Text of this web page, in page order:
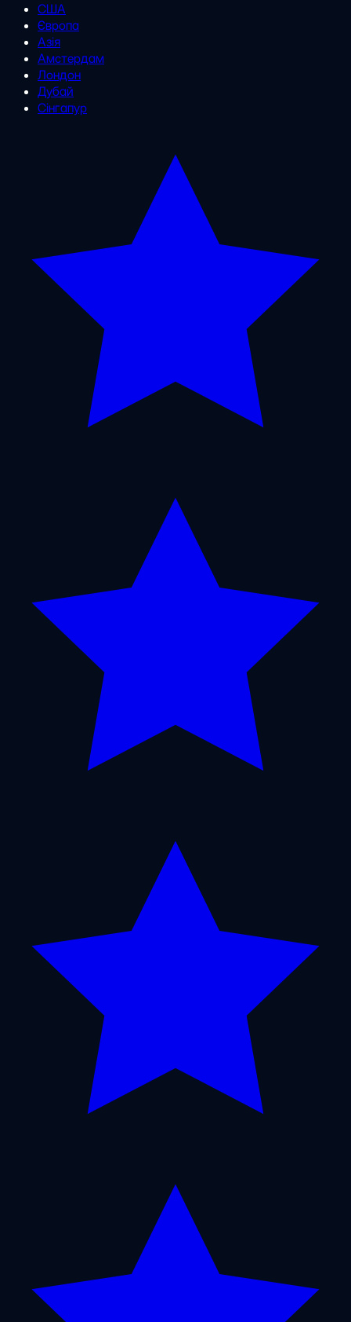
США
Європа
Азія
Амстердам
Лондон
Дубай
Сінгапур